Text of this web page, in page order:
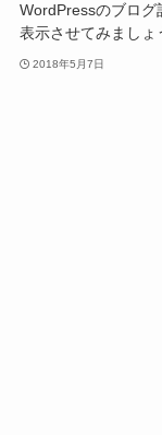
WordPressのブログ
表示させてみまし
2018年5月7日